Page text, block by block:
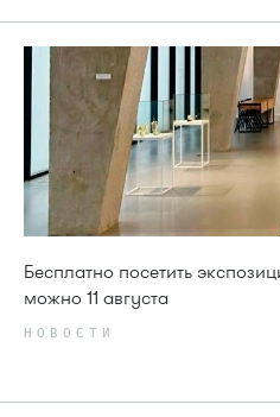
Бесплатно посетить
можно 11 августа
НОВОСТИ